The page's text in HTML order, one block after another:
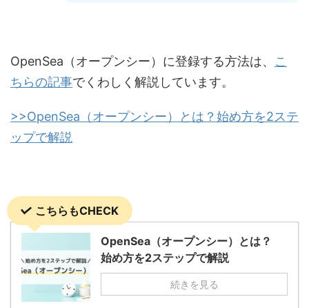
OpenSea（オープンシー）に登録する方法は、 こ
ちらの記事でくわしく解説しています。
>>OpenSea（オープンシー）とは？始め方を2ステ
ップで解説
こちらもCHECK
OpenSea（オープンシー）とは？
始め方を2ステップで解説
続きを見る